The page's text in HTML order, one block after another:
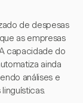
de despesas
as empresas
capacidade do
ainda
análises e